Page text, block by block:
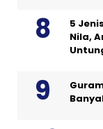
5
Nila,